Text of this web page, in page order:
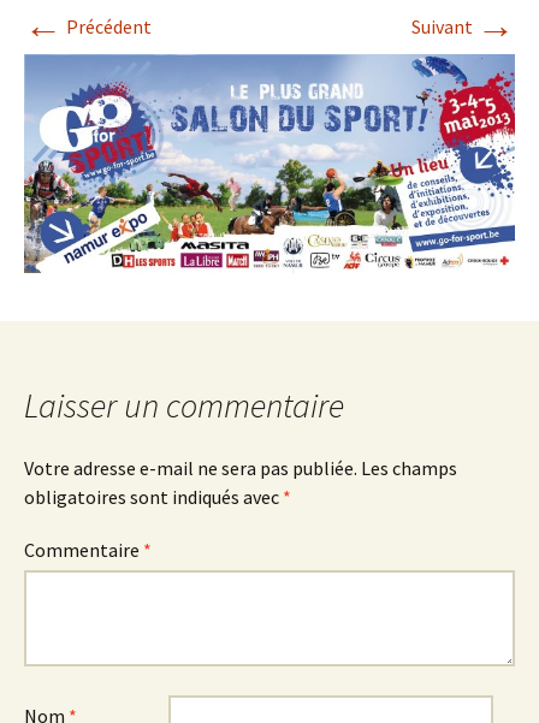
← Précédent Suivant →
Laisser un commentaire
Votre adresse e-mail ne sera pas publiée. Les champs
obligatoires sont indiqués avec *
Commentaire *
Nom *